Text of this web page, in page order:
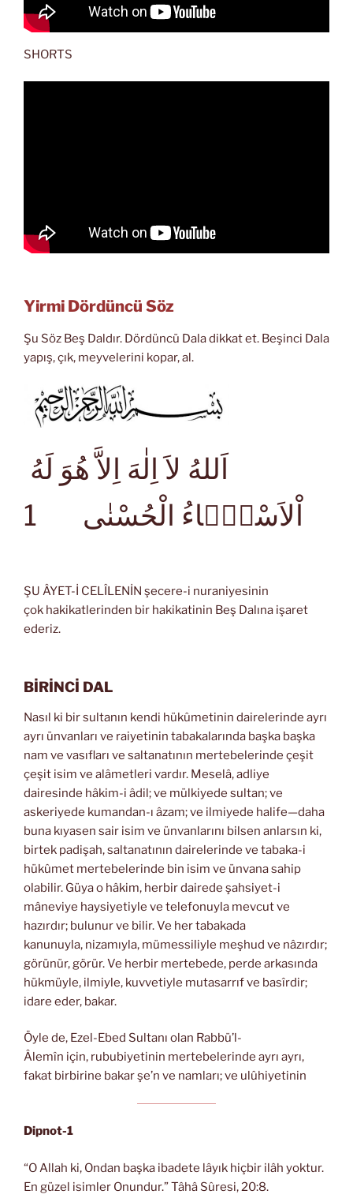
SHORTS
Yirmi Dördüncü Söz
Şu Söz Beş Daldır. Dördüncü Dala dikkat et. Beşinci Dala
yapış, çık, meyvelerini kopar, al.
اْلاَسْمَۤاءُ الْحُسْنٰى
1
ŞU ÂYET-İ CELÎLENİN şecere-i nuraniyesinin
çok hakikatlerinden bir hakikatinin Beş Dalına işaret
ederiz.
BİRİNCİ DAL
Nasıl ki bir sultanın kendi hükûmetinin dairelerinde ayrı
ayrı ünvanları ve raiyetinin tabakalarında başka başka
nam ve vasıfları ve saltanatının mertebelerinde çeşit
çeşit isim ve alâmetleri vardır. Meselâ, adliye
dairesinde hâkim-i âdil; ve mülkiyede sultan; ve
askeriyede kumandan-ı âzam; ve ilmiyede halife—daha
buna kıyasen sair isim ve ünvanlarını bilsen anlarsın ki,
birtek padişah, saltanatının dairelerinde ve tabaka-i
hükûmet mertebelerinde bin isim ve ünvana sahip
olabilir. Güya o hâkim, herbir dairede şahsiyet-i
mâneviye haysiyetiyle ve telefonuyla mevcut ve
hazırdır; bulunur ve bilir. Ve her tabakada
kanunuyla, nizamıyla, mümessiliyle meşhud ve nâzırdır;
görünür, görür. Ve herbir mertebede, perde arkasında
hükmüyle, ilmiyle, kuvvetiyle mutasarrıf ve basîrdir;
idare eder, bakar.
Öyle de, Ezel-Ebed Sultanı olan Rabbü’l-
Âlemîn için, rububiyetinin mertebelerinde ayrı ayrı,
fakat birbirine bakar şe’n ve namları; ve ulûhiyetinin
Dipnot-1
“O Allah ki, Ondan başka ibadete lâyık hiçbir ilâh yoktur.
En güzel isimler Onundur.” Tâhâ Sûresi, 20:8.